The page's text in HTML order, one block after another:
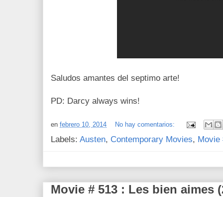
Saludos amantes del septimo arte!
PD: Darcy always wins!
en febrero 10, 2014 No hay comentarios:
Labels: Austen, Contemporary Movies, Movie
Movie # 513 : Les bien aimes